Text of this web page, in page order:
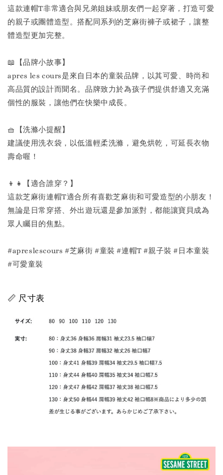
這款連帽T非常適合與兄弟姐妹或朋友們一起穿著，打造可愛
的親子或團體造型。搭配同系列的芝麻街褲子或裙子，讓整
體造型更加完整。
📖【品牌小故事】
apres les cours是來自日本的童裝品牌，以其可愛、時尚和
高品質的設計而聞名。品牌致力於為孩子們提供舒適又充滿
個性的服裝，讓他們在快樂中成長。
🧺【洗滌小提醒】
建議使用洗衣袋，以低溫輕柔洗滌，避免烘乾，可延長衣物
壽命喔！
👦👧【適合誰穿？】
這款芝麻街連帽T適合所有喜歡芝麻街和可愛造型的小朋友！
無論是日常穿搭、外出遊玩還是參加派對，都能讓寶貝成為
眾人矚目的焦點。
#apreslescours #芝麻街 #童裝 #連帽T #親子裝 #日本童裝
#可愛童裝
📏 尺寸表